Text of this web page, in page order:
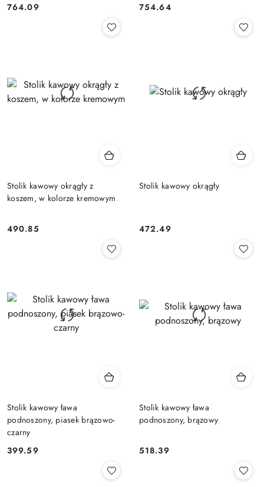
Cena:
764.09 Cena:
754.64
Stolik kawowy okrągły z
koszem, w kolorze kremowym
Cena:
490.85
Stolik kawowy okrągły
Cena:
472.49
Stolik kawowy ława
podnoszony, piasek brązowo-
czarny
Cena:
399.59
Stolik kawowy ława
podnoszony, brązowy
Cena:
518.39